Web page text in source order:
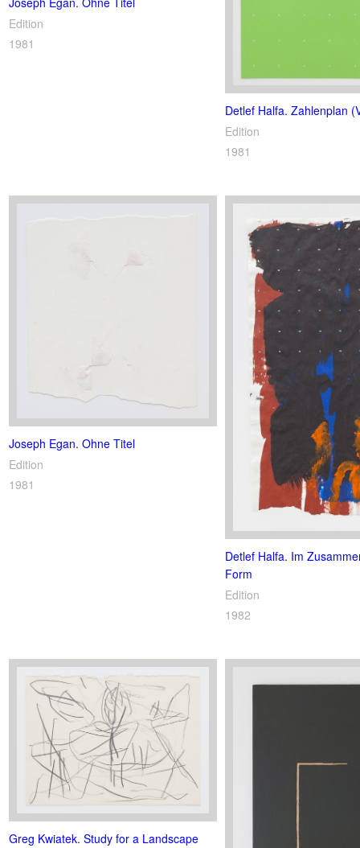
Edition
1981
Detlef Halfa. Zahlenplan
Edition
1981
Joseph Egan. Ohne Titel
Edition
1981
Detlef Halfa. Im
Form
Edition
1982
Greg Kwiatek. Study for a Landscape